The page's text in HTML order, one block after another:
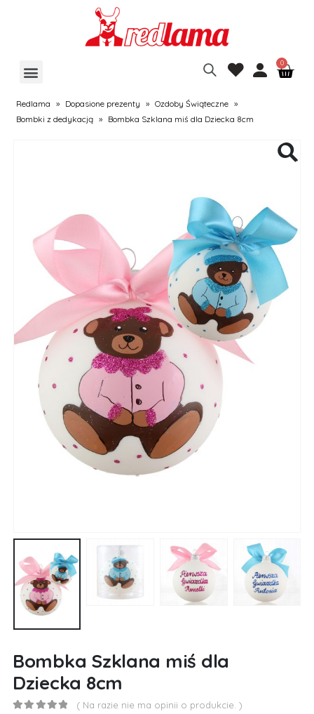
Redlama » Dopasione prezenty » Ozdoby Świąteczne »
Bombki z dedykacją » Bombka Szklana miś dla Dziecka 8cm
Bombka Szklana miś dla
Dziecka 8cm
( Na razie nie ma opinii o produkcie. )